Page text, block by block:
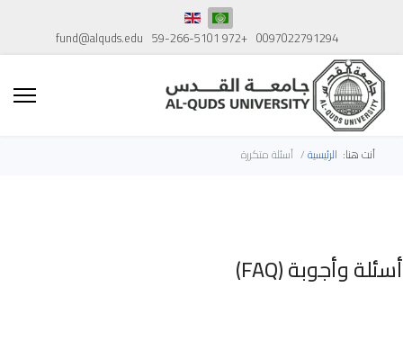
0097022791294
+972 59-266-5101
fund@alquds.edu
أنت هنا: الرئيسية أسئلة متكررة
أسئلة وأجوبة (FAQ)